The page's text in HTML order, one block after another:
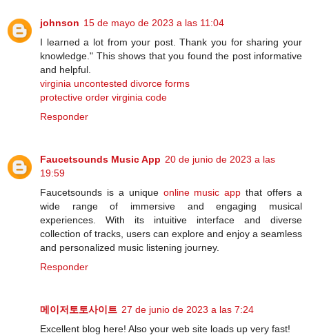
johnson 15 de mayo de 2023 a las 11:04
I learned a lot from your post. Thank you for sharing your
knowledge." This shows that you found the post informative
and helpful.
virginia uncontested divorce forms
protective order virginia code
Responder
Faucetsounds Music App 20 de junio de 2023 a las
19:59
Faucetsounds is a unique online music app that offers a
wide range of immersive and engaging musical
experiences. With its intuitive interface and diverse
collection of tracks, users can explore and enjoy a seamless
and personalized music listening journey.
Responder
메이저토토사이트 27 de junio de 2023 a las 7:24
Excellent blog here! Also your web site loads up very fast!